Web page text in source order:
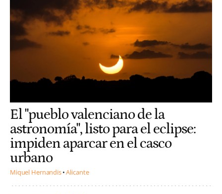
El "pueblo valenciano de la
astronomía", listo para el eclipse:
impiden aparcar en el casco
urbano
Miquel Hernandis Alicante